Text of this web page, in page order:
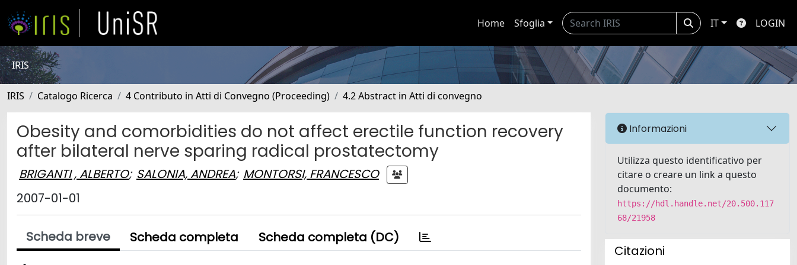
Home Sfoglia IT LOGIN
IRIS
IRIS Catalogo Ricerca 4 Contributo in Atti di Convegno (Proceeding) 4.2 Abstract in Atti di convegno
Obesity and comorbidities do not affect erectile function recovery
after bilateral nerve sparing radical prostatectomy
BRIGANTI , ALBERTO; SALONIA, ANDREA; MONTORSI, FRANCESCO
2007-01-01
Scheda breve Scheda completa Scheda completa (DC)
Informazioni
Utilizza questo identificativo per
citare o creare un link a questo
documento:
https://hdl.handle.net/20.500.117
68/21958
Citazioni